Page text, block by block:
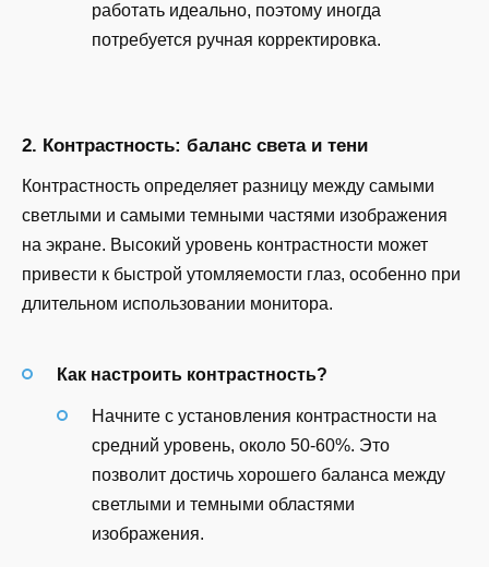
работать идеально, поэтому иногда
потребуется ручная корректировка.
2. Контрастность: баланс света и тени
Контрастность определяет разницу между самыми
светлыми и самыми темными частями изображения
на экране. Высокий уровень контрастности может
привести к быстрой утомляемости глаз, особенно при
длительном использовании монитора.
Как настроить контрастность?
Начните с установления контрастности на
средний уровень, около 50-60%. Это
позволит достичь хорошего баланса между
светлыми и темными областями
изображения.